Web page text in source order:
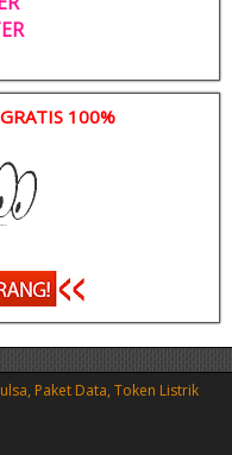
100%
Paket Data, Token Listrik